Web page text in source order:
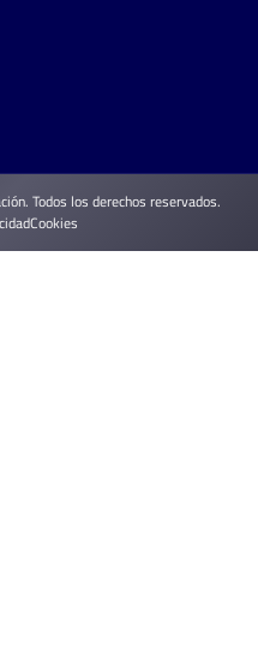
Todos los derechos reservados.
Cookies